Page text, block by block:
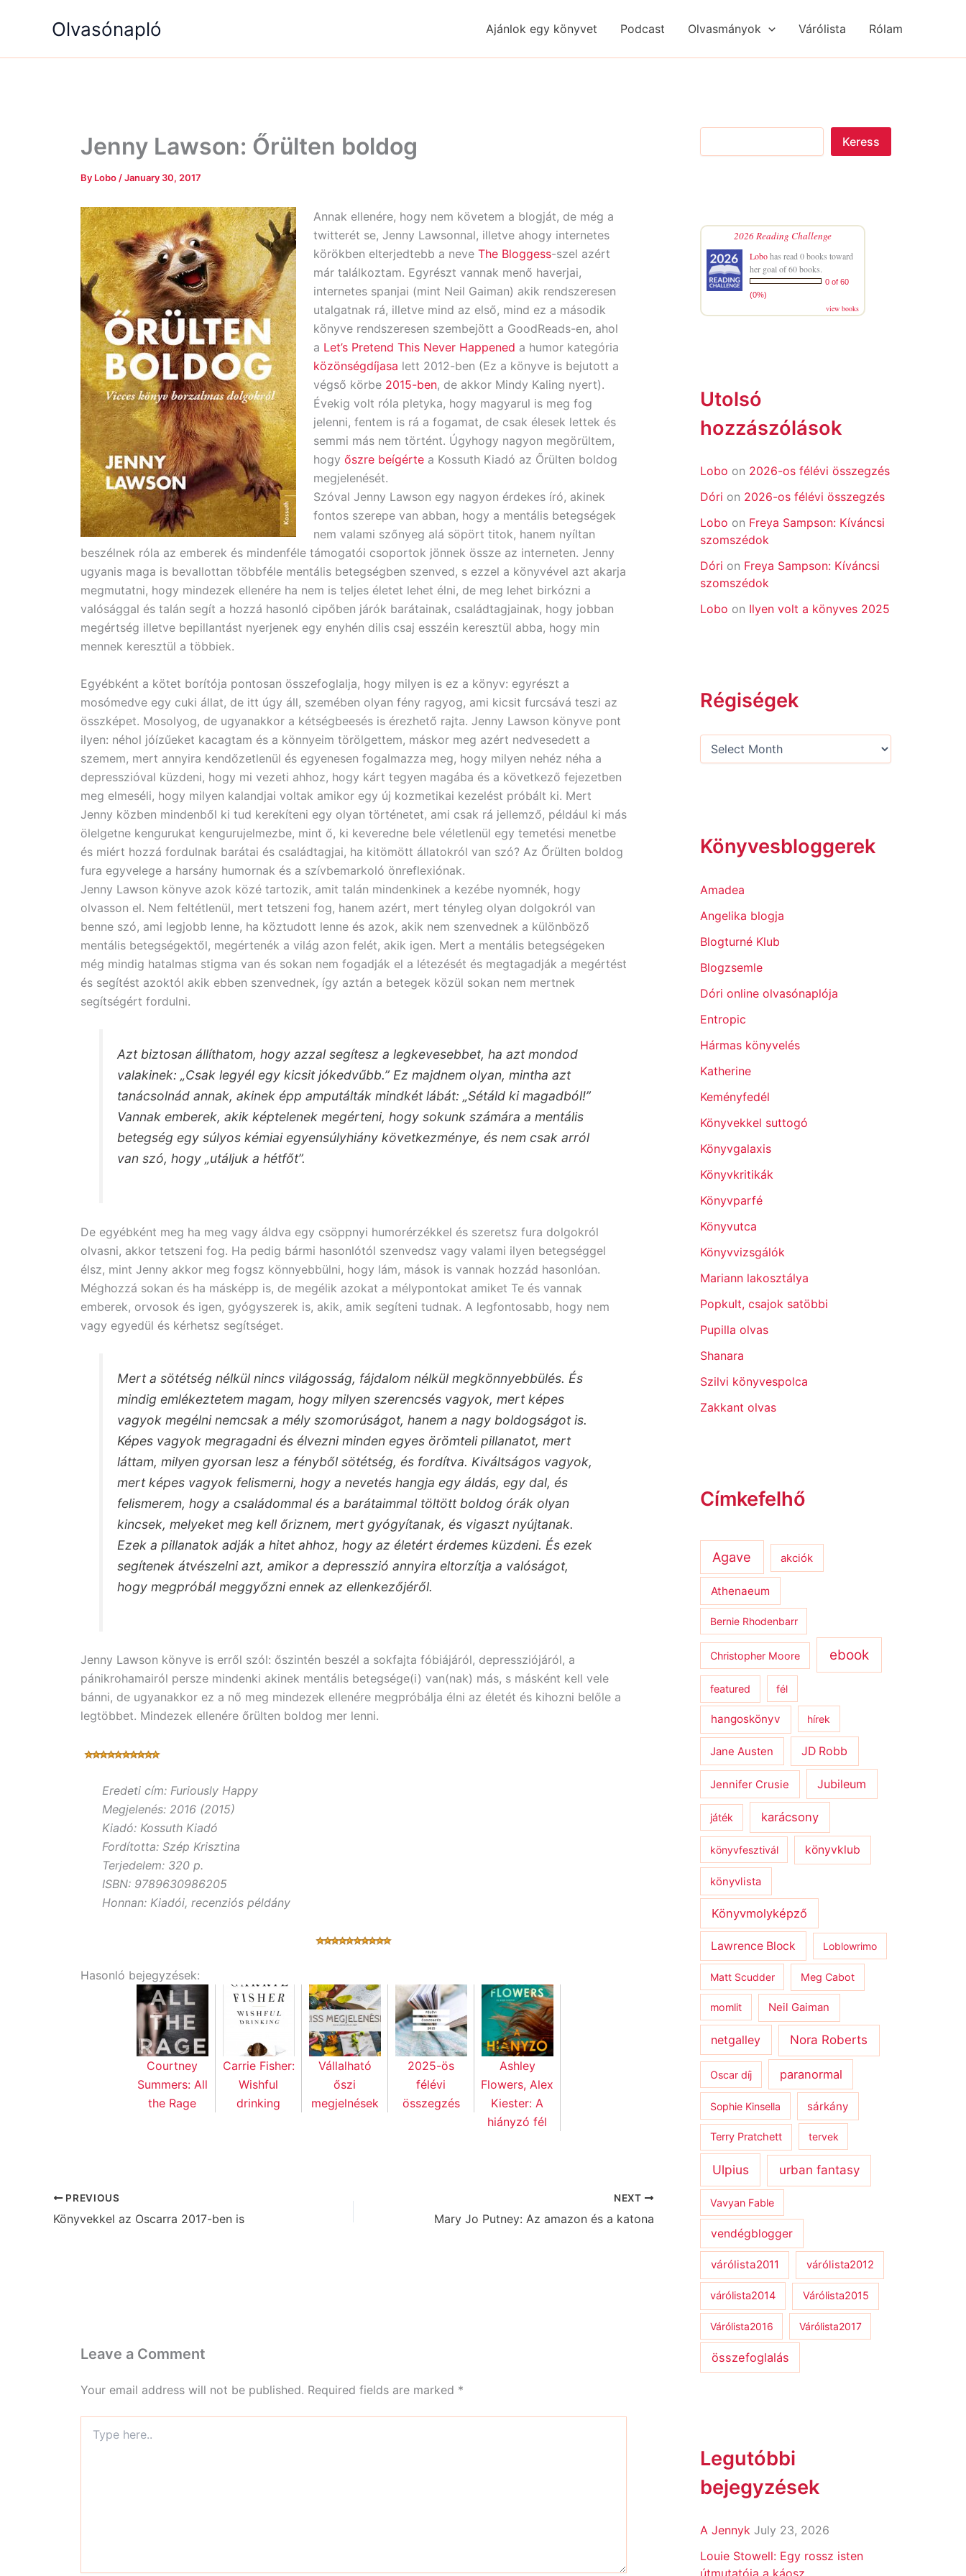
Olvasónapló Ajánlok egy könyvet Podcast Olvasmányok Várólista Rólam
Jenny Lawson: Őrülten boldog
By Lobo /January 30, 2017
Annak ellenére, hogy nem követem a blogját, de még a
twitterét se, Jenny Lawsonnal, illetve ahogy internetes
körökben elterjedtebb a neve The Bloggess-szel azért
már találkoztam. Egyrészt vannak menő haverjai,
internetes spanjai (mint Neil Gaiman) akik rendszeresen
utalgatnak rá, illetve mind az első, mind ez a második
könyve rendszeresen szembejött a GoodReads-en, ahol
a Let’s Pretend This Never Happened a humor kategória
közönségdíjasa lett 2012-ben (Ez a könyve is bejutott a
végső körbe 2015-ben, de akkor Mindy Kaling nyert).
Évekig volt róla pletyka, hogy magyarul is meg fog
jelenni, fentem is rá a fogamat, de csak élesek lettek és
semmi más nem történt. Úgyhogy nagyon megörültem,
hogy őszre beígérte a Kossuth Kiadó az Őrülten boldog
megjelenését.
Szóval Jenny Lawson egy nagyon érdekes író, akinek
fontos szerepe van abban, hogy a mentális betegségek
nem valami szőnyeg alá söpört titok, hanem nyíltan
beszélnek róla az emberek és mindenféle támogatói csoportok jönnek össze az interneten. Jenny
ugyanis maga is bevallottan többféle mentális betegségben szenved, s ezzel a könyvével azt akarja
megmutatni, hogy mindezek ellenére ha nem is teljes életet lehet élni, de meg lehet birkózni a
valósággal és talán segít a hozzá hasonló cipőben járók barátainak, családtagjainak, hogy jobban
megértség illetve bepillantást nyerjenek egy enyhén dilis csaj esszéin keresztül abba, hogy min
mennek keresztül a többiek.
Egyébként a kötet borítója pontosan összefoglalja, hogy milyen is ez a könyv: egyrészt a
mosómedve egy cuki állat, de itt úgy áll, szemében olyan fény ragyog, ami kicsit furcsává teszi az
összképet. Mosolyog, de ugyanakkor a kétségbeesés is érezhető rajta. Jenny Lawson könyve pont
ilyen: néhol jóízűeket kacagtam és a könnyeim törölgettem, máskor meg azért nedvesedett a
szemem, mert annyira kendőzetlenül és egyenesen fogalmazza meg, hogy milyen nehéz néha a
depresszióval küzdeni, hogy mi vezeti ahhoz, hogy kárt tegyen magába és a következő fejezetben
meg elmeséli, hogy milyen kalandjai voltak amikor egy új kozmetikai kezelést próbált ki. Mert
Jenny közben mindenből ki tud kerekíteni egy olyan történetet, ami csak rá jellemző, például ki más
ölelgetne kengurukat kengurujelmezbe, mint ő, ki keveredne bele véletlenül egy temetési menetbe
és miért hozzá fordulnak barátai és családtagjai, ha kitömött állatokról van szó? Az Őrülten boldog
fura egyvelege a harsány humornak és a szívbemarkoló önreflexiónak.
Jenny Lawson könyve azok közé tartozik, amit talán mindenkinek a kezébe nyomnék, hogy
olvasson el. Nem feltétlenül, mert tetszeni fog, hanem azért, mert tényleg olyan dolgokról van
benne szó, ami legjobb lenne, ha köztudott lenne és azok, akik nem szenvednek a különböző
mentális betegségektől, megértenék a világ azon felét, akik igen. Mert a mentális betegségeken
még mindig hatalmas stigma van és sokan nem fogadják el a létezését és megtagadják a megértést
és segítést azoktól akik ebben szenvednek, így aztán a betegek közül sokan nem mertnek
segítségért fordulni.
Azt biztosan állíthatom, hogy azzal segítesz a legkevesebbet, ha azt mondod
valakinek: „Csak legyél egy kicsit jókedvűbb.” Ez majdnem olyan, mintha azt
tanácsolnád annak, akinek épp amputálták mindkét lábát: „Sétáld ki magadból!”
Vannak emberek, akik képtelenek megérteni, hogy sokunk számára a mentális
betegség egy súlyos kémiai egyensúlyhiány következménye, és nem csak arról
van szó, hogy „utáljuk a hétfőt”.
De egyébként meg ha meg vagy áldva egy csöppnyi humorérzékkel és szeretsz fura dolgokról
olvasni, akkor tetszeni fog. Ha pedig bármi hasonlótól szenvedsz vagy valami ilyen betegséggel
élsz, mint Jenny akkor meg fogsz könnyebbülni, hogy lám, mások is vannak hozzád hasonlóan.
Méghozzá sokan és ha másképp is, de megélik azokat a mélypontokat amiket Te és vannak
emberek, orvosok és igen, gyógyszerek is, akik, amik segíteni tudnak. A legfontosabb, hogy nem
vagy egyedül és kérhetsz segítséget.
Mert a sötétség nélkül nincs világosság, fájdalom nélkül megkönnyebbülés. És
mindig emlékeztetem magam, hogy milyen szerencsés vagyok, mert képes
vagyok megélni nemcsak a mély szomorúságot, hanem a nagy boldogságot is.
Képes vagyok megragadni és élvezni minden egyes örömteli pillanatot, mert
láttam, milyen gyorsan lesz a fényből sötétség, és fordítva. Kiváltságos vagyok,
mert képes vagyok felismerni, hogy a nevetés hangja egy áldás, egy dal, és
felismerem, hogy a családommal és a barátaimmal töltött boldog órák olyan
kincsek, melyeket meg kell őriznem, mert gyógyítanak, és vigaszt nyújtanak.
Ezek a pillanatok adják a hitet ahhoz, hogy az életért érdemes küzdeni. És ezek
segítenek átvészelni azt, amikor a depresszió annyira eltorzítja a valóságot,
hogy megpróbál meggyőzni ennek az ellenkezőjéről.
Jenny Lawson könyve is erről szól: őszintén beszél a sokfajta fóbiájáról, depressziójáról, a
pánikrohamairól persze mindenki akinek mentális betegsége(i) van(nak) más, s másként kell vele
bánni, de ugyanakkor ez a nő meg mindezek ellenére megpróbálja élni az életét és kihozni belőle a
legtöbbet. Mindezek ellenére őrülten boldog mer lenni.
Eredeti cím: Furiously Happy
Megjelenés: 2016 (2015)
Kiadó: Kossuth Kiadó
Fordította: Szép Krisztina
Terjedelem: 320 p.
ISBN: 9789630986205
Honnan: Kiadói, recenziós példány
Hasonló bejegyzések:
Courtney
Summers: All
the Rage
Carrie Fisher:
Wishful
drinking
Vállalható
őszi
megjelnések
2025-ös
félévi
összegzés
Ashley
Flowers, Alex
Kiester: A
hiányzó fél
PREVIOUS
Könyvekkel az Oscarra 2017-ben is
NEXT
Mary Jo Putney: Az amazon és a katona
Leave a Comment
Your email address will not be published. Required fields are marked *
here..
a
Keress
2026 Reading Challenge
Lobohas read 0 books toward
her goal of 60 books.
0 of 60
(0%)
view books
Utolsó
hozzászólások
Lobo on 2026-os félévi összegzés
Dóri on 2026-os félévi összegzés
Lobo on Freya Sampson: Kíváncsi
szomszédok
Dóri on Freya Sampson: Kíváncsi
szomszédok
Lobo on Ilyen volt a könyves 2025
Régiségek
g
Könyvesbloggerek
Amadea
Angelika blogja
Blogturné Klub
Blogzsemle
Dóri online olvasónaplója
Entropic
Hármas könyvelés
Katherine
Keményfedél
Könyvekkel suttogó
Könyvgalaxis
Könyvkritikák
Könyvparfé
Könyvutca
Könyvvizsgálók
Mariann lakosztálya
Popkult, csajok satöbbi
Pupilla olvas
Shanara
Szilvi könyvespolca
Zakkant olvas
Címkefelhő
Agave akciók
Athenaeum
Bernie Rhodenbarr
Christopher Moore ebook
featured fél
hangoskönyv hírek
Jane Austen JD Robb
Jennifer Crusie Jubileum
játék karácsony
könyvfesztivál könyvklub
könyvlista
Könyvmolyképző
Lawrence Block Loblowrimo
Matt Scudder Meg Cabot
momlit Neil Gaiman
netgalley Nora Roberts
Oscar díj paranormal
Sophie Kinsella sárkány
Terry Pratchett tervek
Ulpius urban fantasy
Vavyan Fable
vendégblogger
várólista2011 várólista2012
várólista2014 Várólista2015
Várólista2016 Várólista2017
összefoglalás
Legutóbbi
bejegyzések
A Jennyk July 23, 2026
Louie Stowell: Egy ​rossz isten
g